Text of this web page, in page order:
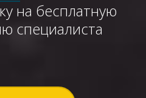
на бесплатную
специалиста